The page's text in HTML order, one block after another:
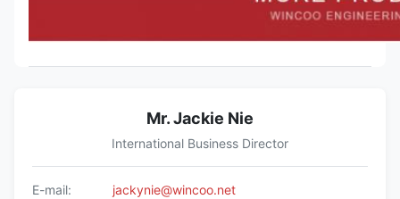
Mr. Jackie Nie
International Business Director
E-mail:
jackynie@wincoo.net